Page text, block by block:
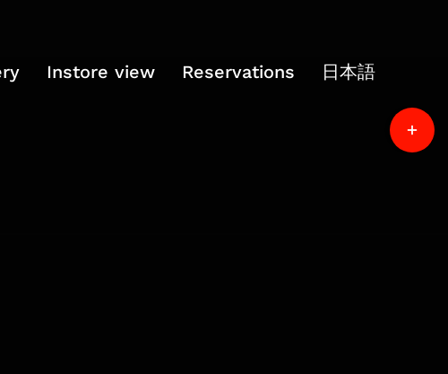
Instore view Reservations 日本語
Toggle
Sliding